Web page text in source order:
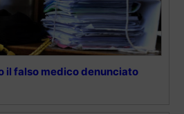
il falso medico denunciato